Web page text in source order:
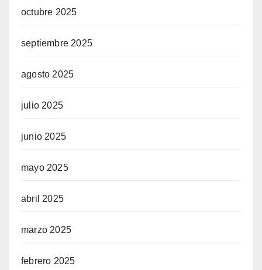
octubre 2025
septiembre 2025
agosto 2025
julio 2025
junio 2025
mayo 2025
abril 2025
marzo 2025
febrero 2025